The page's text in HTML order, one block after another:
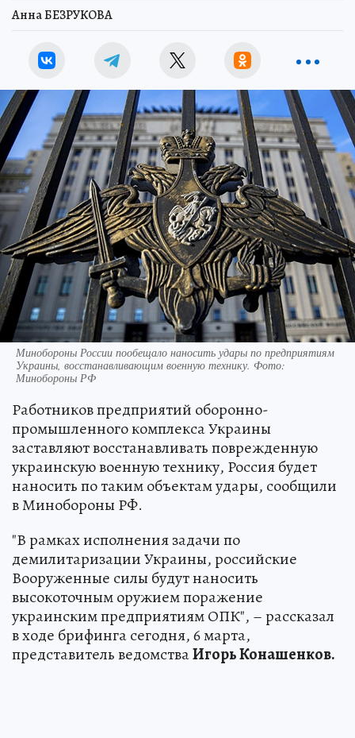
Анна БЕЗРУКОВА
Минобороны России пообещало наносить удары по предприятиям
Украины, восстанавливающим военную технику. Фото:
Минобороны РФ
Работников предприятий оборонно-
промышленного комплекса Украины
заставляют восстанавливать поврежденную
украинскую военную технику, Россия будет
наносить по таким объектам удары, сообщили
в Минобороны РФ.
"В рамках исполнения задачи по
демилитаризации Украины, российские
Вооруженные силы будут наносить
высокоточным оружием поражение
украинским предприятиям ОПК", – рассказал
в ходе брифинга сегодня, 6 марта,
представитель ведомстваИгорь Конашенков.